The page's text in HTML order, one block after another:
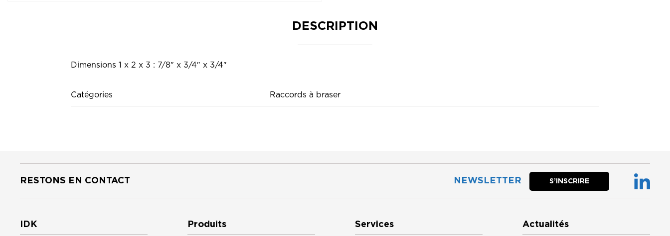
DESCRIPTION
Dimensions 1 x 2 x 3 : 7/8″ x 3/4″ x 3/4″
Catégories Raccords à braser
RESTONS EN CONTACT NEWSLETTER S’INSCRIRE
IDK Produits Services Actualités